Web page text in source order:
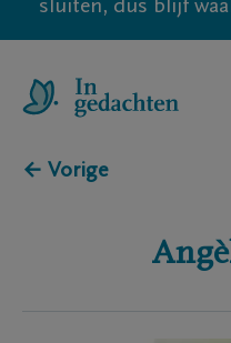
sluiten, dus blijf
← Vorige